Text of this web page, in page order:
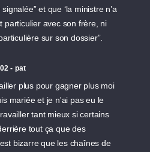
et que ‘la ministre n’a
particulier avec son frère, ni
sur son dossier”.
- pat
plus pour gagner plus moi
mariée et je n'ai pas eu le
tant mieux si certains
tout ça que des
bizarre que les chaînes de